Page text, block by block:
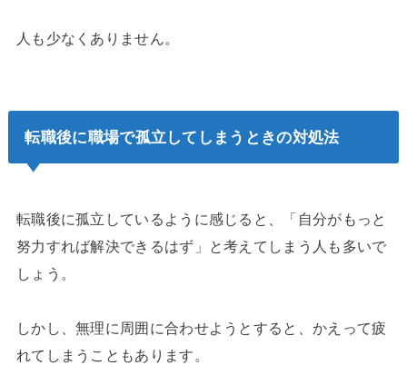
人も少なくありません。
転職後に職場で孤立してしまうときの対処法
転職後に孤立しているように感じると、「自分がもっと
努力すれば解決できるはず」と考えてしまう人も多いで
しょう。
しかし、無理に周囲に合わせようとすると、かえって疲
れてしまうこともあります。